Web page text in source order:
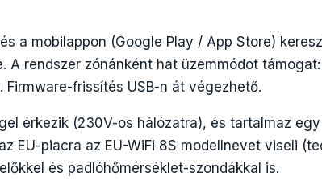
a mobilappon (Google Play / App Store)
rendszer zónánként hat üzemmódot
frissítés USB-n át végezhető.
érkezik (230V-os hálózatra), és tartalmaz
EU-piacra az EU-WiFi 8S modellnevet viseli
és padlóhőmérséklet-szondákkal is.